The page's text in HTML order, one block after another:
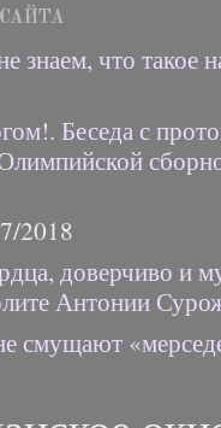
что такое
Беседа с
2018
доверчиво и
Антонии
смущают